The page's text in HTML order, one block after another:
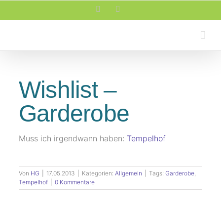
Inhalt
Facebook
Wishlist –
Garderobe
Muss ich irgendwann haben: Tempelhof
Von HG 17.05.2013 Kategorien: Allgemein Tags: Garderobe,
Tempelhof
0 Kommentare